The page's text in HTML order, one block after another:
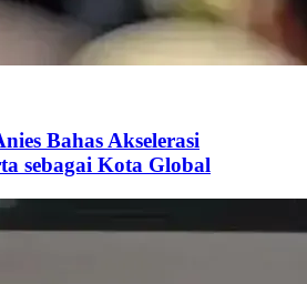
Bahas Akselerasi
sebagai Kota Global